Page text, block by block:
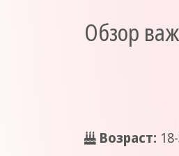
Обзор
Возраст: